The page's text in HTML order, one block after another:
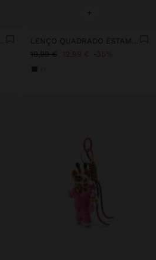
+
19,99 €
12,99 € 35%